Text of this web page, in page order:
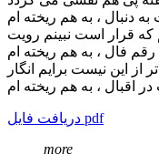
دنبال ، به هم ریخته ام
که قرار است نبینم رویت
فال ، به هم ریخته ام
از این نیست برایم انگار
اقبال ، به هم ریخته ام
دریافت فایل pdf
more